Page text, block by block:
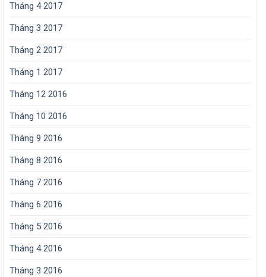
Tháng 4 2017
Tháng 3 2017
Tháng 2 2017
Tháng 1 2017
Tháng 12 2016
Tháng 10 2016
Tháng 9 2016
Tháng 8 2016
Tháng 7 2016
Tháng 6 2016
Tháng 5 2016
Tháng 4 2016
Tháng 3 2016